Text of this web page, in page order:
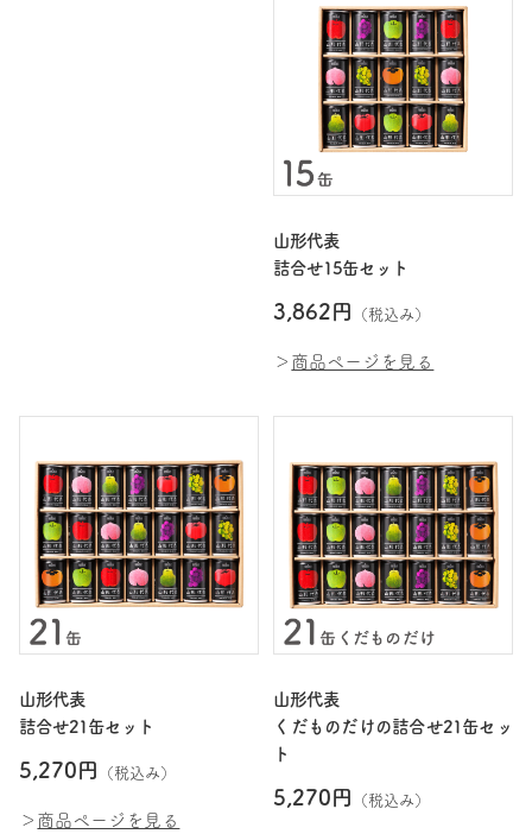
山形代表
詰合せ15缶セット
3,862円 （税込み）
＞ 商品ページを見る
山形代表
詰合せ21缶セット
5,270円 （税込み）
＞ 商品ページを見る
山形代表
くだものだけの詰合せ21缶セッ
ト
5,270円 （税込み）